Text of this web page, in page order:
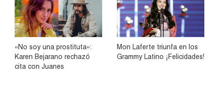
«No soy una prostituta»:
Karen Bejarano rechazó
cita con Juanes
Mon Laferte triunfa en los
Grammy Latino ¡Felicidades!